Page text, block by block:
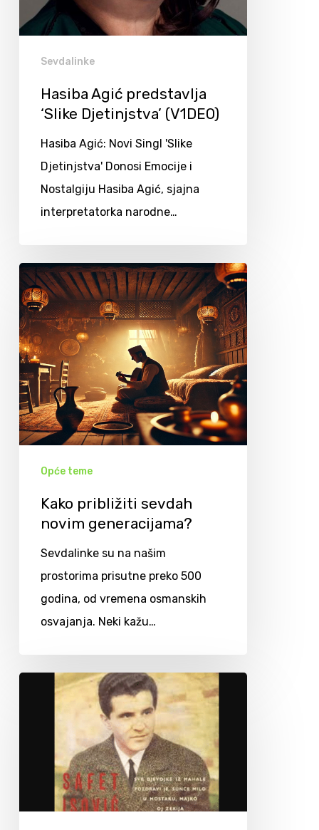
Sevdalinke
Hasiba Agić predstavlja
‘Slike Djetinjstva’ (V1DEO)
Hasiba Agić: Novi Singl 'Slike
Djetinjstva' Donosi Emocije i
Nostalgiju Hasiba Agić, sjajna
interpretatorka narodne…
Opće teme
Kako približiti sevdah
novim generacijama?
Sevdalinke su na našim
prostorima prisutne preko 500
godina, od vremena osmanskih
osvajanja. Neki kažu…